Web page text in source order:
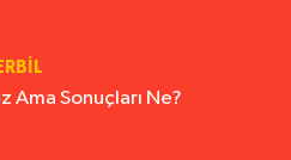
Ama Sonuçları Ne?